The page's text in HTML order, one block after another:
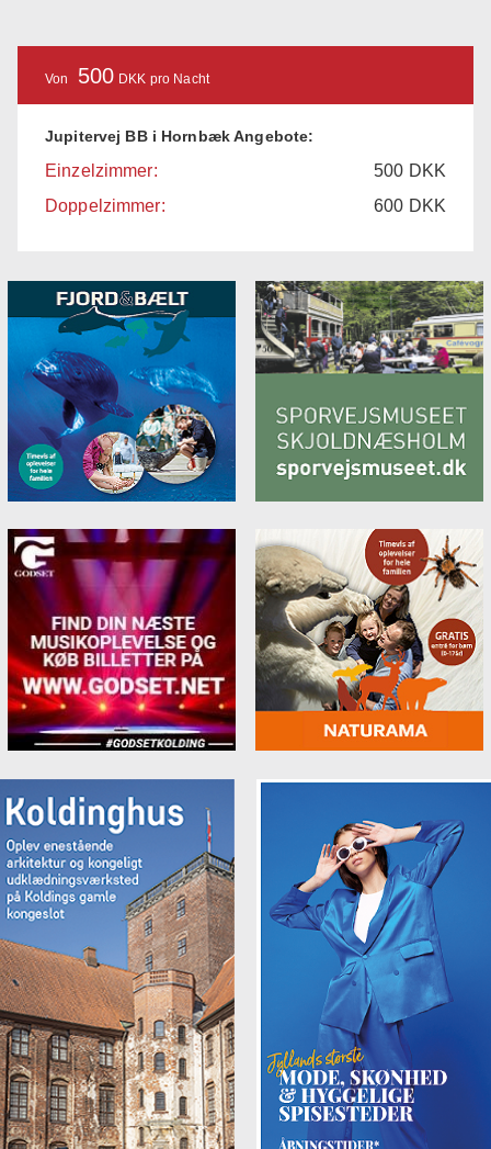
Von 500 DKK pro Nacht
Jupitervej BB i Hornbæk Angebote:
Einzelzimmer: 500 DKK
Doppelzimmer:
600 DKK